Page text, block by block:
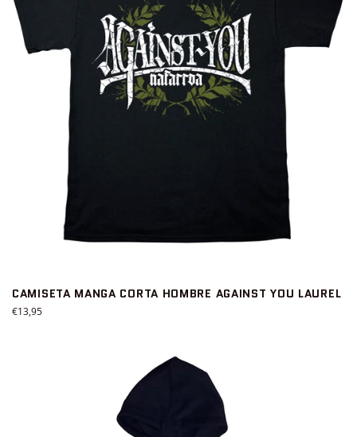
CAMISETA MANGA CORTA HOMBRE AGAINST YOU LAUREL
Precio
€13,95